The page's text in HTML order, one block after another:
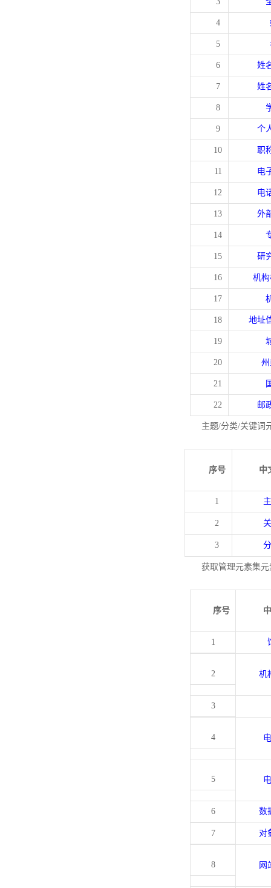
4
5
6 姓
7 姓
8
9 个
10 职
11 电
12 电
13 外
14
15 研
16 机
17
18 地址
19
20
21
22 邮
主题/分类/关键词
序号 中
1
2
3
获取管理元素集
序号
1
2 机
3
4
5
6 数
7 对
8 网